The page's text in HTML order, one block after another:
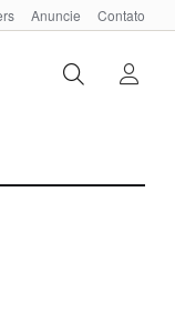
Anuncie Contato